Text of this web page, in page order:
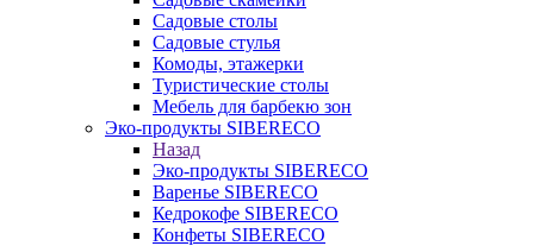
Садовые столы
Садовые стулья
Комоды, этажерки
Туристические столы
Мебель для барбекю зон
Эко-продукты SIBERECO
Назад
Эко-продукты SIBERECO
Варенье SIBERECO
Кедрокофе SIBERECO
Конфеты SIBERECO